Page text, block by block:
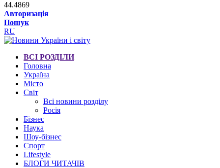
44.4869
Авторизація
Пошук
RU
ВСІ РОЗДІЛИ
Головна
Україна
Місто
Світ
Всі новини розділу
Росія
Бізнес
Наука
Шоу-бізнес
Спорт
Lifestyle
БЛОГИ ЧИТАЧІВ